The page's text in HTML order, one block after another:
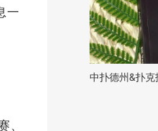
一
、